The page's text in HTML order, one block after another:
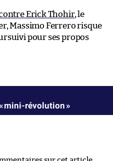
Erick Thohir, le
Massimo Ferrero risque
pour ses propos
mini-révolution »